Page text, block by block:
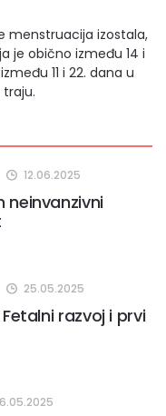
menstruacija izostala,
je obično između 14 i
11 i 22. dana u
12.06.2025
neinvanzivni
25.05.2025
razvoj i prvi